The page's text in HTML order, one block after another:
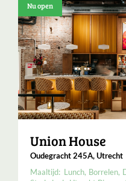
Nu open
Union House
Oudegracht 245A, Utrecht
Maaltijd: Lunch Borrelen